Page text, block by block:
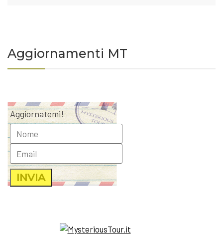
Aggiornamenti MT
Aggiornatemi!